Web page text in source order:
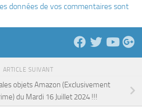
données de vos commentaires sont
ARTICLE SUIVANT
objets Amazon (Exclusivement
du Mardi 16 Juillet 2024 !!!